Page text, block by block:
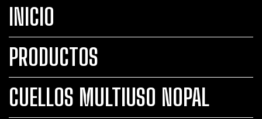
INICIO
PRODUCTOS
CUELLOS MULTIUSO NOPAL